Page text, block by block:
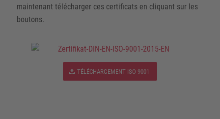
maintenant télécharger ces certificats en cliquant sur les
boutons.
TÉLÉCHARGEMENT ISO 9001